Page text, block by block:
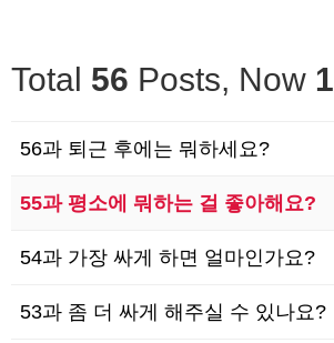
Total 56 Posts, Now 1
56과 퇴근 후에는 뭐하세요?
55과 평소에 뭐하는 걸 좋아해요?
54과 가장 싸게 하면 얼마인가요?
53과 좀 더 싸게 해주실 수 있나요?